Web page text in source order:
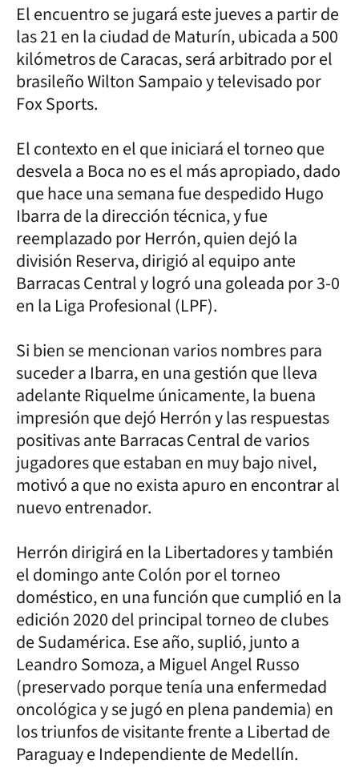
El encuentro se jugará este jueves a partir de
las 21 en la ciudad de Maturín, ubicada a 500
kilómetros de Caracas, será arbitrado por el
brasileño Wilton Sampaio y televisado por
Fox Sports.
El contexto en el que iniciará el torneo que
desvela a Boca no es el más apropiado, dado
que hace una semana fue despedido Hugo
Ibarra de la dirección técnica, y fue
reemplazado por Herrón, quien dejó la
división Reserva, dirigió al equipo ante
Barracas Central y logró una goleada por 3-0
en la Liga Profesional (LPF).
Si bien se mencionan varios nombres para
suceder a Ibarra, en una gestión que lleva
adelante Riquelme únicamente, la buena
impresión que dejó Herrón y las respuestas
positivas ante Barracas Central de varios
jugadores que estaban en muy bajo nivel,
motivó a que no exista apuro en encontrar al
nuevo entrenador.
Herrón dirigirá en la Libertadores y también
el domingo ante Colón por el torneo
doméstico, en una función que cumplió en la
edición 2020 del principal torneo de clubes
de Sudamérica. Ese año, suplió, junto a
Leandro Somoza, a Miguel Angel Russo
(preservado porque tenía una enfermedad
oncológica y se jugó en plena pandemia) en
los triunfos de visitante frente a Libertad de
Paraguay e Independiente de Medellín.